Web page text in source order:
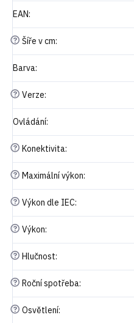
EAN:
? Šíře v cm:
Barva:
? Verze:
Ovládání:
? Konektivita:
? Maximální výkon:
? Výkon dle IEC:
? Výkon:
? Hlučnost:
? Roční spotřeba:
? Osvětlení: